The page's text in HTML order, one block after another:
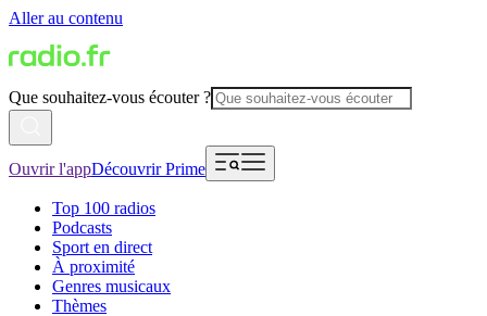
Aller au contenu
Que souhaitez-vous écouter ?
Ouvrir l'appDécouvrir Prime
Top 100 radios
Podcasts
Sport en direct
À proximité
Genres musicaux
Thèmes